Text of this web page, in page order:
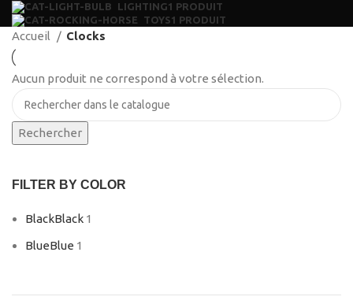
LIGHTING1 PRODUIT
TOYS1 PRODUIT
FILTER BY COLOR
BlackBlack 1
BlueBlue 1
Accueil Clocks
Aucun produit ne correspond à votre sélection.
Rechercher